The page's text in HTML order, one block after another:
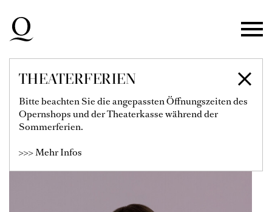
Zur Hauptnavigation springen
Zum Hauptinhalt springen
Zum Footer springen
THEATERFERIEN
Bitte beachten Sie die angepassten Öffnungszeiten des
Opernshops und der Theaterkasse während der
Sommerferien.
>>> Mehr Infos
MARIA KATAEVA